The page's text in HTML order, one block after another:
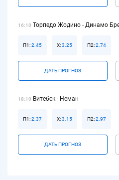
16:10 Торпедо Жодино - Динамо
ДАТЬ ПРОГНОЗ
П1:2.45 Х:3.25 П2:2.74
18:10 Витебск - Неман
ДАТЬ ПРОГНОЗ
П1:2.37 Х:3.15 П2:2.97